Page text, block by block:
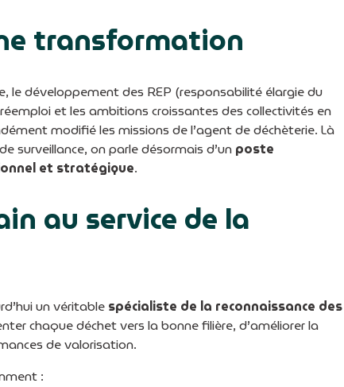
transformation
le développement des REP (responsabilité élargie du
et les ambitions croissantes des collectivités en
modifié les missions de l’agent de déchèterie. Là
surveillance, on parle désormais d’unposte
et stratégique.
au service de la
un véritable spécialiste de la reconnaissance des
chaque déchet vers la bonne filière, d’améliorer la
de valorisation.
: